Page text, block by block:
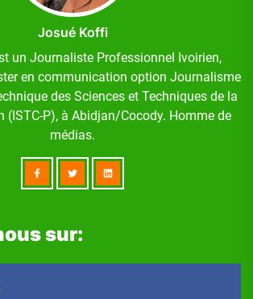
Josué Koffi
un Journaliste Professionnel Ivoirien,
en communication option Journalisme
des Sciences et Techniques de la
(ISTC-P), à Abidjan/Cocody. Homme de
médias.
sur: